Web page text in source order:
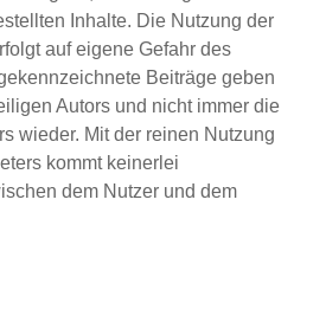
Inhalte. Die Nutzung der
auf eigene Gefahr des
Beiträge geben
Autors und nicht immer die
wieder. Mit der reinen Nutzung
kommt keinerlei
dem Nutzer und dem